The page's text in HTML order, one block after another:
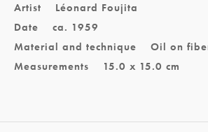
Artist
Léonard Foujita
Date
ca. 1959
Material and technique
Oil on
Measurements
15.0 x 15.0 cm